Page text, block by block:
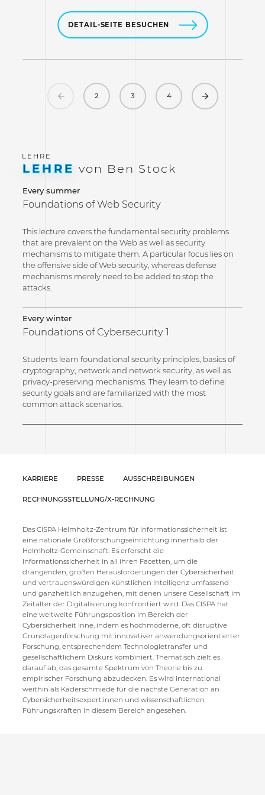
DETAIL-SEITE BESUCHEN
Previous
2 3 4 Next
LEHRE von Ben Stock
Every summer
Foundations of Web Security
This lecture covers the fundamental security problems
that are prevalent on the Web as well as security
mechanisms to mitigate them. A particular focus lies on
the offensive side of Web security, whereas defense
mechanisms merely need to be added to stop the
attacks.
Every winter
Foundations of Cybersecurity 1
Students learn foundational security principles, basics of
cryptography, network and network security, as well as
privacy-preserving mechanisms. They learn to define
security goals and are familiarized with the most
common attack scenarios.
KARRIERE PRESSE AUSSCHREIBUNGEN
RECHNUNGSSTELLUNG/X-RECHNUNG
Das CISPA Helmholtz-Zentrum für Informationssicherheit ist
eine nationale Großforschungseinrichtung innerhalb der
Helmholtz-Gemeinschaft. Es erforscht die
Informationssicherheit in all ihren Facetten, um die
drängenden, großen Herausforderungen der Cybersicherheit
und vertrauenswürdigen künstlichen Intelligenz umfassend
und ganzheitlich anzugehen, mit denen unsere Gesellschaft im
Zeitalter der Digitalisierung konfrontiert wird. Das CISPA hat
eine weltweite Führungsposition im Bereich der
Cybersicherheit inne, indem es hochmoderne, oft disruptive
Grundlagenforschung mit innovativer anwendungsorientierter
Forschung, entsprechendem Technologietransfer und
gesellschaftlichem Diskurs kombiniert. Thematisch zielt es
darauf ab, das gesamte Spektrum von Theorie bis zu
empirischer Forschung abzudecken. Es wird international
weithin als Kaderschmiede für die nächste Generation an
Cybersicherheitsexpert:innen und wissenschaftlichen
Führungskräften in diesem Bereich angesehen.